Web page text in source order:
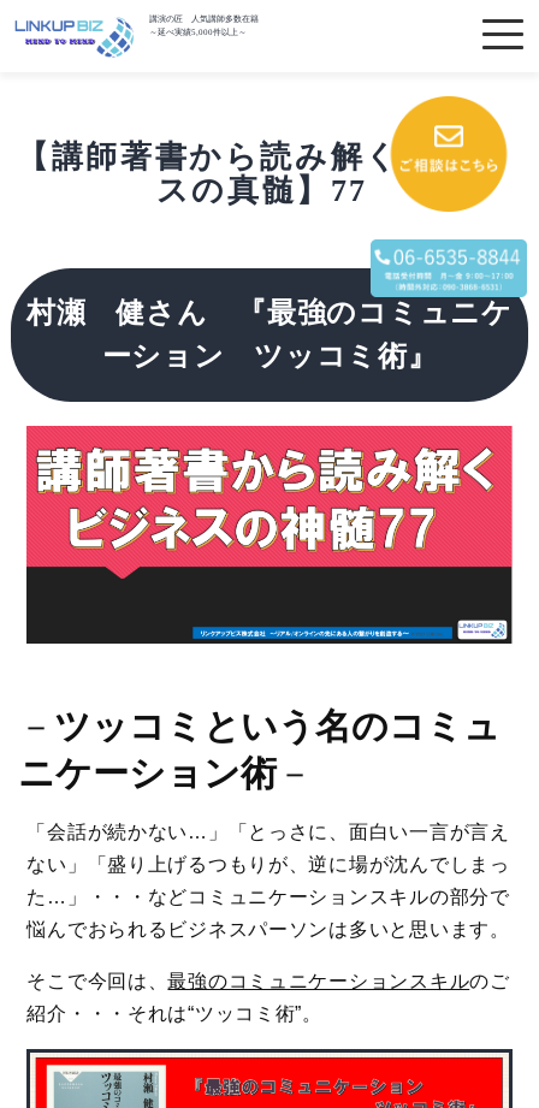
講演の匠 人気講師多数在籍
～延べ実績5,000件以上～
【講師著書から読み解くビジネ
スの真髄】77
村瀬 健さん
『最強のコミュニケ
ーション ツッコミ術』
－ ツッコミという名のコミュ
ニケーション術－
「会話が続かない…」「とっさに、面白い一言が言え
ない」「盛り上げるつもりが、逆に場が沈んでしまっ
た…」・・・などコミュニケーションスキルの部分で
悩んでおられるビジネスパーソンは多いと思います。
そこで今回は、最強のコミュニケーションスキルのご
紹介・・・それは“ツッコミ術”。